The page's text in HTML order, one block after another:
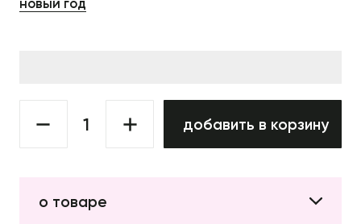
добавить в корзину
о товаре